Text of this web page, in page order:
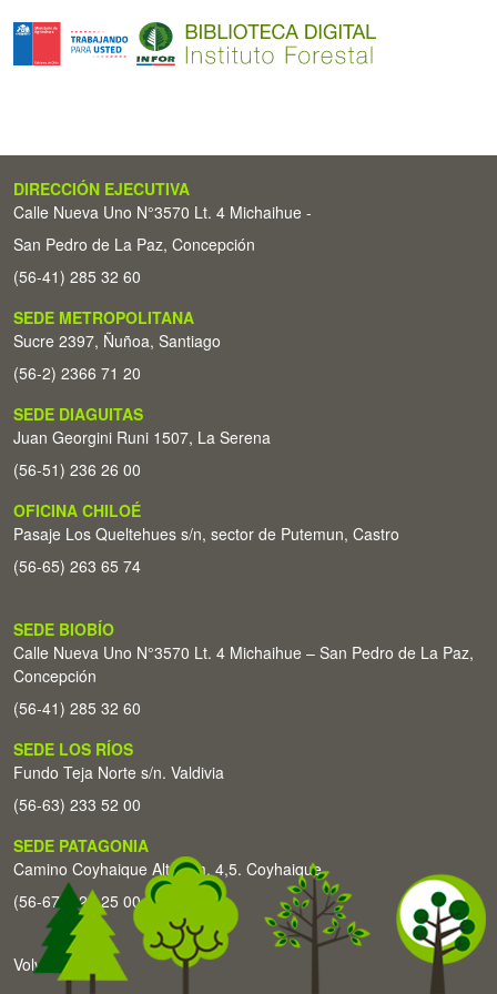
DIRECCIÓN EJECUTIVA
Calle Nueva Uno N°3570 Lt. 4 Michaihue -
San Pedro de La Paz, Concepción
(56-41) 285 32 60
SEDE METROPOLITANA
Sucre 2397, Ñuñoa, Santiago
(56-2) 2366 71 20
SEDE DIAGUITAS
Juan Georgini Runi 1507, La Serena
(56-51) 236 26 00
OFICINA CHILOÉ
Pasaje Los Queltehues s/n, sector de Putemun, Castro
(56-65) 263 65 74
SEDE BIOBÍO
Calle Nueva Uno N°3570 Lt. 4 Michaihue – San Pedro de La Paz,
Concepción
(56-41) 285 32 60
SEDE LOS RÍOS
Fundo Teja Norte s/n. Valdivia
(56-63) 233 52 00
SEDE PATAGONIA
Camino Coyhaique Alto Km. 4,5. Coyhaique
(56-67) 226 25 00
Volver arriba